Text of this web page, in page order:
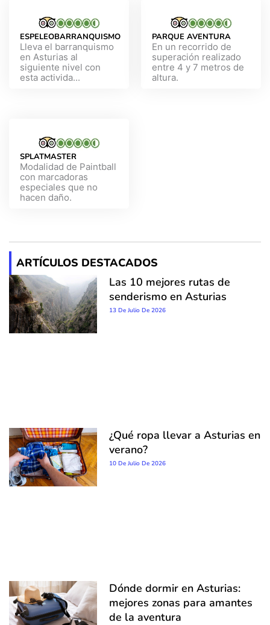
ESPELEOBARRANQUISMO
Lleva el barranquismo
en Asturias al
siguiente nivel con
esta activida...
PARQUE AVENTURA
En un recorrido de
superación realizado
entre 4 y 7 metros de
altura.
SPLATMASTER
Modalidad de Paintball
con marcadoras
especiales que no
hacen daño.
ARTÍCULOS DESTACADOS
Las 10 mejores rutas de
senderismo en Asturias
13 De Julio De 2026
¿Qué ropa llevar a Asturias en
verano?
10 De Julio De 2026
Dónde dormir en Asturias:
mejores zonas para amantes
de la aventura